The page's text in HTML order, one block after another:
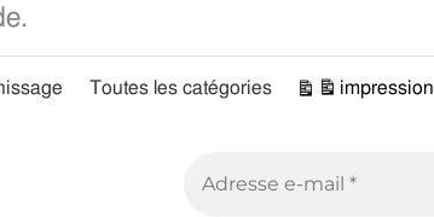
Toutes les catégories
Vue
impression